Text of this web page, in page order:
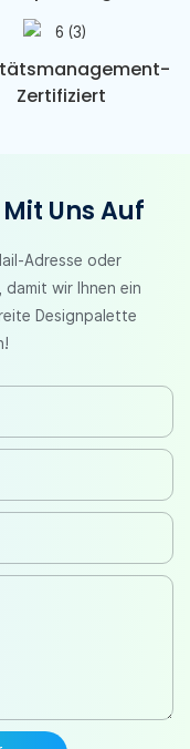
Zertifiziert
Uns Auf
Adresse oder
damit wir Ihnen ein
Designpalette